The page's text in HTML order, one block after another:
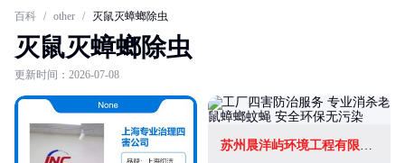
百科 / other / 灭鼠灭蟑螂除虫
灭鼠灭蟑螂除虫
更新时间：2026-07-08
苏州晨洋屿环境工程有限公司